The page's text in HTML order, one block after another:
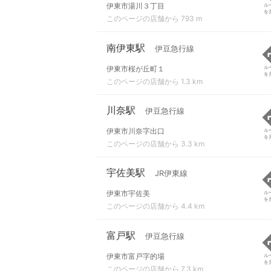
伊東市湯川３丁目
このページの店舗から 793 m
ル
を
南伊東駅 伊豆急行線
伊東市桜が丘町１
このページの店舗から 1.3 km
ル
を
川奈駅 伊豆急行線
伊東市川奈字出口
このページの店舗から 3.3 km
ル
を
宇佐美駅 JR伊東線
伊東市宇佐美
このページの店舗から 4.4 km
ル
を
富戸駅 伊豆急行線
伊東市富戸字的場
このページの店舗から 7.3 km
ル
を